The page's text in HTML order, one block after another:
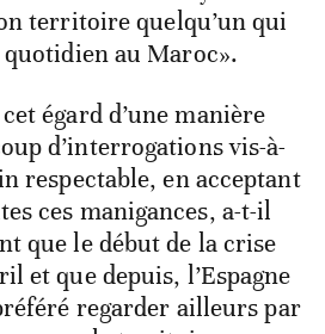
territoire quelqu’un qui
au Maroc».
cet égard d’une manière
d’interrogations vis-à-
respectable, en acceptant
ces manigances, a-t-il
que le début de la crise
et que depuis, l’Espagne
regarder ailleurs par